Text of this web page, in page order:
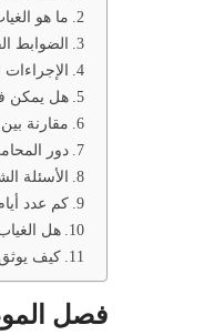
ما هو
الضوابط
الإجراءات
هل يمكن
مقارنة
دور
الأسئلة
كم عدد
هل
كيف يوثق
فصل